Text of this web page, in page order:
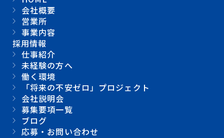
会社概要
営業所
事業内容
採用情報
仕事紹介
未経験の方へ
働く環境
「将来の不安ゼロ」プロジェクト
会社説明会
募集要項一覧
ブログ
応募・お問い合わせ